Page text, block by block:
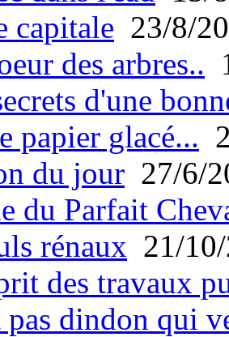
capitale 23/8/
des arbres..
d'une
papier glacé...
du jour 27/6/
du Parfait
rénaux 21/
des travaux
pas dindon qui